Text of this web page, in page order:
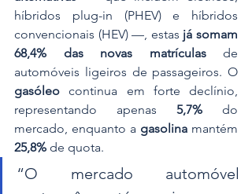
híbridos plug-in (PHEV) e híbridos
convencionais (HEV) —, estas já somam
68,4% das novas matrículas de
gasóleo continua em forte declínio,
representando apenas 5,7% do
mercado, enquanto a gasolina
25,8% de quota.
“O mercado automóvel